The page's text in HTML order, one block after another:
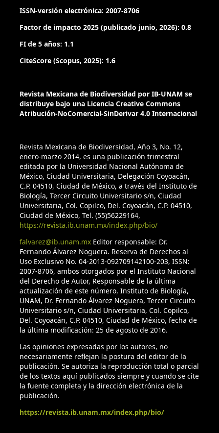
ISSN-versión electrónica: 2007-8706
Factor de impacto 2025 (publicado junio, 2026): 0.8
FI de 5 años: 1.1
CiteScore (Scopus, 2025): 1.6
Revista Mexicana de Biodiversidad por IB-UNAM se
distribuye bajo una Licencia Creative Commons
Atribución-NoComercial-SinDerivar 4.0 Internacional
Revista Mexicana de Biodiversidad, Año 3, No. 12,
enero-marzo 2014, es una publicación trimestral
editada por la Universidad Nacional Autónoma de
México, Ciudad Universitaria, Delegación Coyoacán,
C.P. 04510, Ciudad de México, a través del Instituto de
Biología, Tercer Circuito Universitario s/n, Ciudad
Universitaria, Col. Copilco, Del. Coyoacán, C.P. 04510,
Ciudad de México, Tel. (55)56229164,
https://revista.ib.unam.mx/index.php/bio/
falvarez@ib.unam.mxEditor responsable: Dr.
Fernando Álvarez Noguera. Reserva de Derechos al
Uso Exclusivo No. 04-2013-092709142100-203, ISSN:
2007-8706, ambos otorgados por el Instituto Nacional
del Derecho de Autor, Responsable de la última
actualización de este número, Instituto de Biología,
UNAM, Dr. Fernando Álvarez Noguera, Tercer Circuito
Universitario s/n, Ciudad Universitaria, Col. Copilco,
Del. Coyoacán, C.P. 04510, Ciudad de México, fecha de
la última modificación: 25 de agosto de 2016.
Las opiniones expresadas por los autores, no
necesariamente reflejan la postura del editor de la
publicación. Se autoriza la reproducción total o parcial
de los textos aquí publicados siempre y cuando se cite
la fuente completa y la dirección electrónica de la
publicación.
https://revista.ib.unam.mx/index.php/bio/